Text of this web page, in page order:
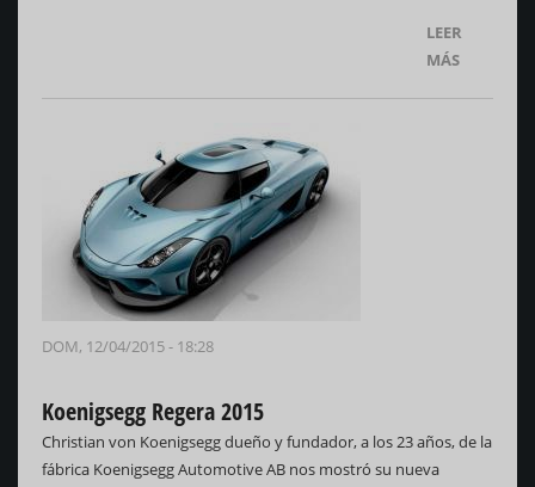
LEER
MÁS
DOM, 12/04/2015 - 18:28
Koenigsegg Regera 2015
Christian von Koenigsegg dueño y fundador, a los 23 años, de la
fábrica Koenigsegg Automotive AB nos mostró su nueva